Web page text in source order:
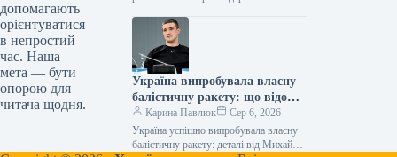
допомагають
орієнтуватися
в непростий
час. Наша
мета — бути
опорою для
читача щодня.
не має фінансових ресурсів для
прямого відшкодування…
Україна випробувала власну
балістичну ракету: що відомо
про нову зброю
Карина Павлюк
Сер 6, 2026
Україна успішно випробувала власну
балістичну ракету: деталі від Михайла